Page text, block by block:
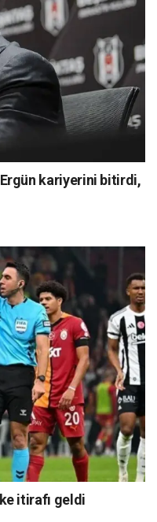
Ergün kariyerini bitirdi,
itirafı geldi